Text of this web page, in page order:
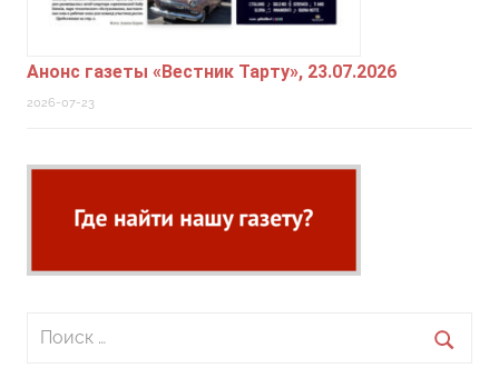
Анонс газеты «Вестник Тарту», 23.07.2026
2026-07-23
Поиск